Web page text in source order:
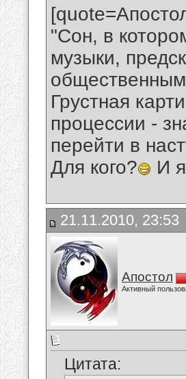
"Сон, в
музыки,
Грустная
процессии -
перейти в
Для кого?
И
21.11.2010, 23:53
Апостол
Активный
Цитата: